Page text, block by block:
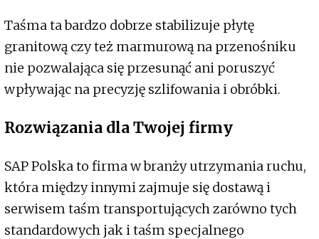
Taśma ta bardzo dobrze stabilizuje płytę
granitową czy też marmurową na przenośniku
nie pozwalająca się przesunąć ani poruszyć
wpływając na precyzję szlifowania i obróbki.
Rozwiązania dla Twojej firmy
SAP Polska to firma w branży utrzymania ruchu,
która między innymi zajmuje się dostawą i
serwisem taśm transportujących zarówno tych
standardowych jak i taśm specjalnego